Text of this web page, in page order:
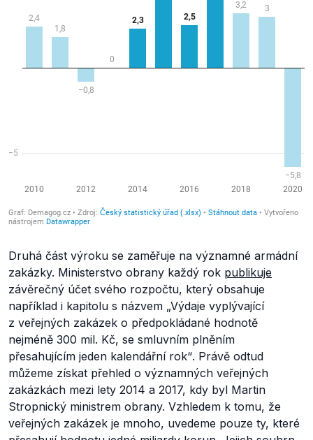
Druhá část výroku se zaměřuje na významné armádní
zakázky. Ministerstvo obrany každý rok publikuje
závěrečný účet svého rozpočtu, který obsahuje
například i kapitolu s názvem „Výdaje vyplývající
z veřejných zakázek o předpokládané hodnotě
nejméně 300 mil. Kč, se smluvním plněním
přesahujícím jeden kalendářní rok“. Právě odtud
můžeme získat přehled o významných veřejných
zakázkách mezi lety 2014 a 2017, kdy byl Martin
Stropnický ministrem obrany. Vzhledem k tomu, že
veřejných zakázek je mnoho, uvedeme pouze ty, které